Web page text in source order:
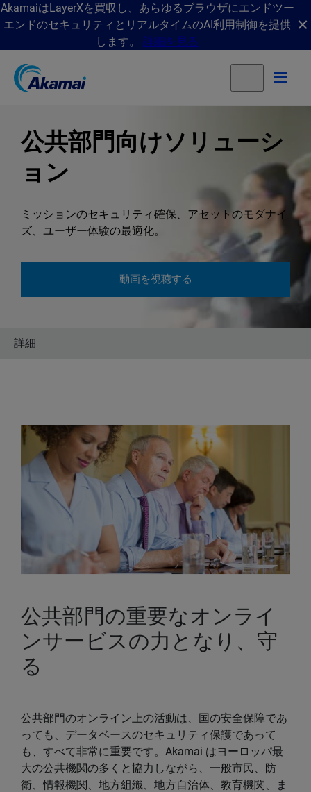
AkamaiはLayerXを買収し、あらゆるブラウザにエンドツー
エンドのセキュリティとリアルタイムのAI利用制御を提供
します。 詳細を見る
公共部門向けソリューシ
ョン
ミッションのセキュリティ確保、アセットのモダナイ
ズ、ユーザー体験の最適化。
動画を視聴する
詳細
公共部門の重要なオンライ
ンサービスの力となり、守
る
公共部門のオンライン上の活動は、国の安全保障であ
っても、データベースのセキュリティ保護であって
も、すべて非常に重要です。Akamai はヨーロッパ最
大の公共機関の多くと協力しながら、一般市民、防
衛、情報機関、地方組織、地方自治体、教育機関、ま